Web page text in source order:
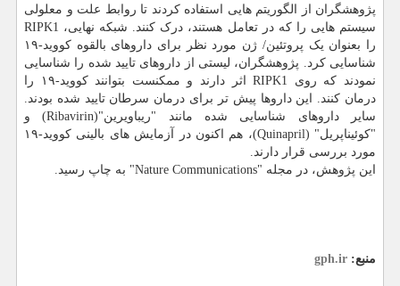
پژوهشگران از الگوریتم هایی استفاده کردند تا روابط علت و معلولی
سیستم هایی را که در تعامل هستند، درک کنند. شبکه نهایی، RIPK1
را بعنوان یک پروتئین/ ژن مورد نظر برای داروهای بالقوه کووید-۱۹
شناسایی کرد. پژوهشگران، لیستی از داروهای تایید شده را شناسایی
نمودند که روی RIPK1 اثر دارند و ممکنست بتوانند کووید-۱۹ را
درمان کنند. این داروها پیش تر برای درمان سرطان تایید شده بودند.
سایر داروهای شناسایی شده مانند "ریباویرین"(Ribavirin) و
"کوئیناپریل" (Quinapril)، هم اکنون در آزمایش های بالینی کووید-۱۹
مورد بررسی قرار دارند.
این پژوهش، در مجله "Nature Communications" به چاپ رسید.
منبع: gph.ir